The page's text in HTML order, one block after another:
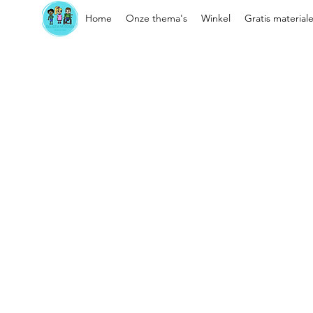
Home Onze thema's Winkel Gratis